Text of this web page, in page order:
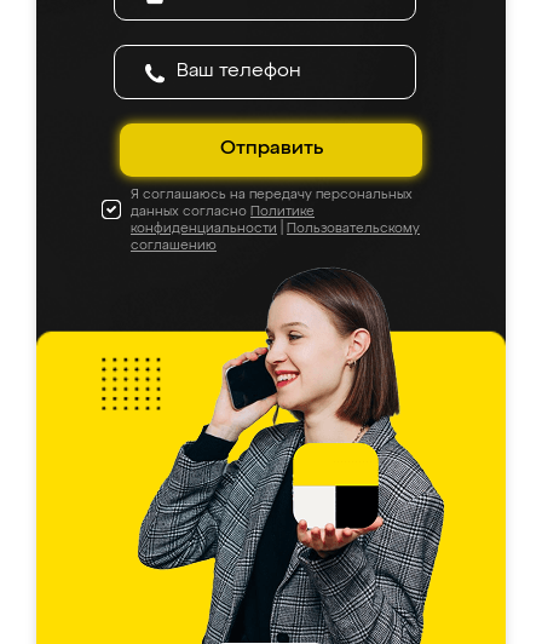
Отправить
Я соглашаюсь на передачу персональных
данных согласно Политике
конфиденциальности
Пользовательскому
соглашению